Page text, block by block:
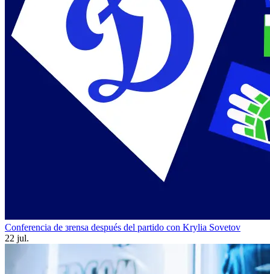
Conferencia de зrensa después del partido con Krylia Sovetov
22 jul.